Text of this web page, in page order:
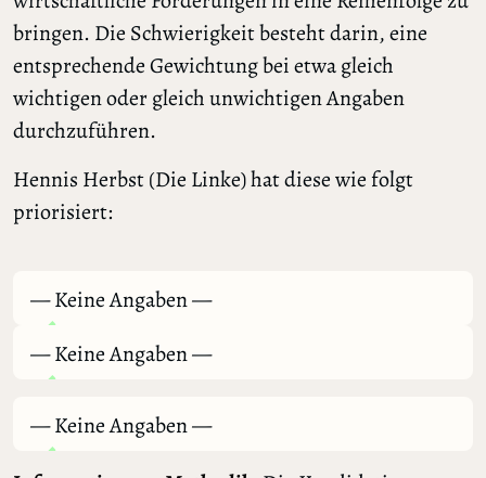
bringen. Die Schwierigkeit besteht darin, eine
entsprechende Gewichtung bei etwa gleich
wichtigen oder gleich unwichtigen Angaben
durchzuführen.
Hennis Herbst (Die Linke) hat diese wie folgt
priorisiert:
— Keine Angaben —
— Keine Angaben —
— Keine Angaben —